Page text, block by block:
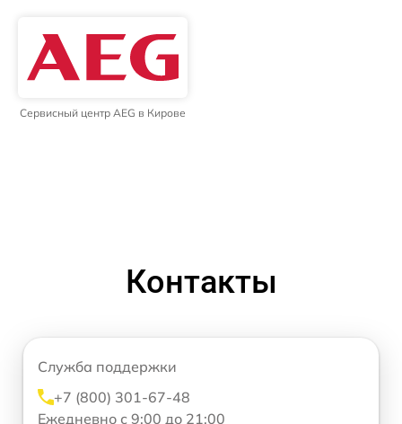
Сервисный центр AEG в Кирове
Контакты
Служба поддержки
+7 (800) 301-67-48
Ежедневно с 9:00 до 21:00